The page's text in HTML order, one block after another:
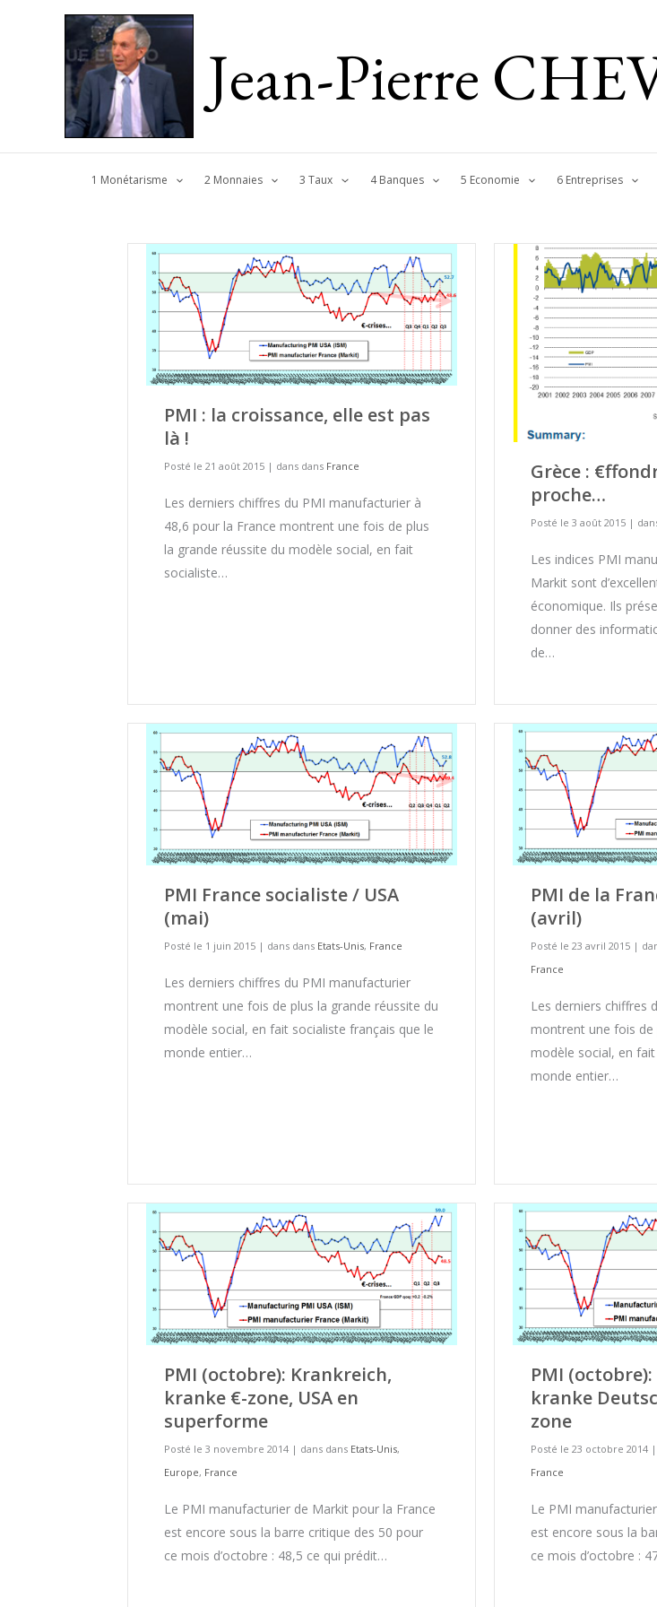
Jean-Pierre
1 Monétarisme 2 Monnaies 3 Taux 4 Banques 5 Economie 6 Entreprises
PMI : la croissance, elle est pas
là !
Posté le 21 août 2015 | dans dans France
Les derniers chiffres du PMI manufacturier à
48,6 pour la France montrent une fois de plus
la grande réussite du modèle social, en fait
socialiste…
Grèce :
proche…
Posté le 3 août 2015 |
Les indices PMI
Markit sont
économique. Ils
donner des
de…
PMI France socialiste / USA
(mai)
Posté le 1 juin 2015 | dans dans Etats-Unis, France
Les derniers chiffres du PMI manufacturier
montrent une fois de plus la grande réussite du
modèle social, en fait socialiste français que le
monde entier…
PMI de la
(avril)
Posté le 23 avril 2015 |
France
Les derniers chiffres
montrent une fois de
modèle social, en
monde entier…
PMI (octobre): Krankreich,
kranke €-zone, USA en
superforme
Posté le 3 novembre 2014 | dans dans Etats-Unis,
Europe, France
Le PMI manufacturier de Markit pour la France
est encore sous la barre critique des 50 pour
ce mois d’octobre : 48,5 ce qui prédit…
PMI
kranke
zone
Posté le 23 octobre 2014 |
France
Le PMI
est encore sous la
ce mois d’octobre :